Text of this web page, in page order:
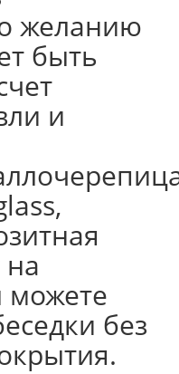
желанию
быть
и
без